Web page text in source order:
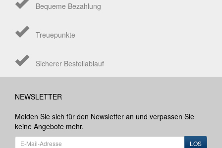
Bequeme Bezahlung
Treuepunkte
Sicherer Bestellablauf
NEWSLETTER
Melden Sie sich für den Newsletter an und verpassen Sie
keine Angebote mehr.
LOS